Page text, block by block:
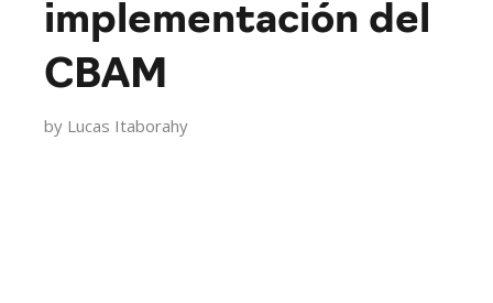
implementación del
CBAM
by Lucas Itaborahy